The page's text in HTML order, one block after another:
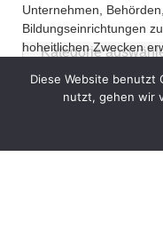
Unternehmen,
Bildungseinrichtungen
hoheitlichen Zwecken
Diese Website benutzt
nutzt, gehen wir